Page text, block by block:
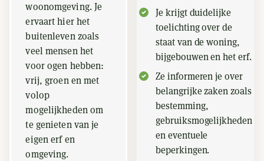
woonomgeving. Je
ervaart hier het
buitenleven zoals
veel mensen het
voor ogen hebben:
vrij, groen en met
volop
mogelijkheden om
te genieten van je
eigen erf en
omgeving.
Je krijgt duidelijke
toelichting over de
staat van de woning,
bijgebouwen en het erf.
Ze informeren je over
belangrijke zaken zoals
bestemming,
gebruiksmogelijkheden
en eventuele
beperkingen.